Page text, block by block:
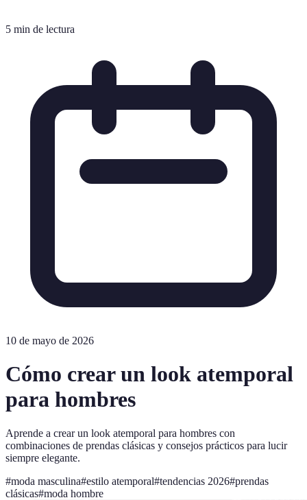
5 min de lectura
10 de mayo de 2026
Cómo crear un look atemporal
para hombres
Aprende a crear un look atemporal para hombres con
combinaciones de prendas clásicas y consejos prácticos para lucir
siempre elegante.
#moda masculina#estilo atemporal#tendencias 2026#prendas
clásicas#moda hombre